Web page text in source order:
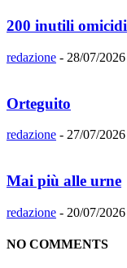
200 inutili omicidi
redazione - 28/07/2026
Orteguito
redazione - 27/07/2026
Mai più alle urne
redazione - 20/07/2026
NO COMMENTS